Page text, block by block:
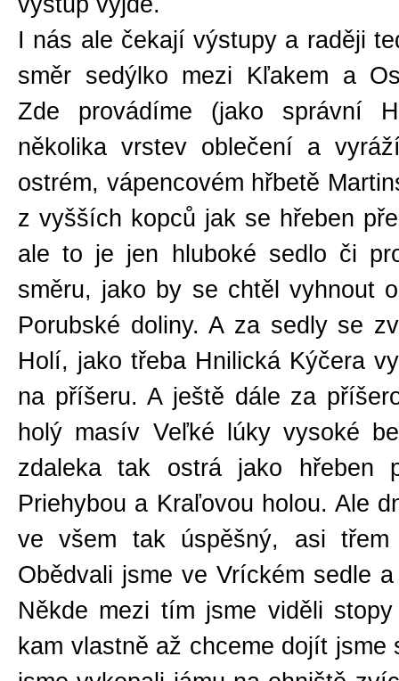
I nás ale čekají výstupy a raději
směr sedýlko mezi Kľakem a
Zde provádíme (jako správní
několika vrstev oblečení a
ostrém, vápencovém hřbetě
z vyšších kopců jak se hřeben
ale to je jen hluboké sedlo či
směru, jako by se chtěl vyhnout
Porubské doliny. A za sedly se
Holí, jako třeba Hnilická Kýčera
na příšeru. A ještě dále za
holý masív Veľké lúky vysoké
zdaleka tak ostrá jako hřeben
Priehybou a Kraľovou holou. Ale
ve všem tak úspěšný, asi
Obědvali jsme ve Vríckém sedle
Někde mezi tím jsme viděli
kam vlastně až chceme dojít